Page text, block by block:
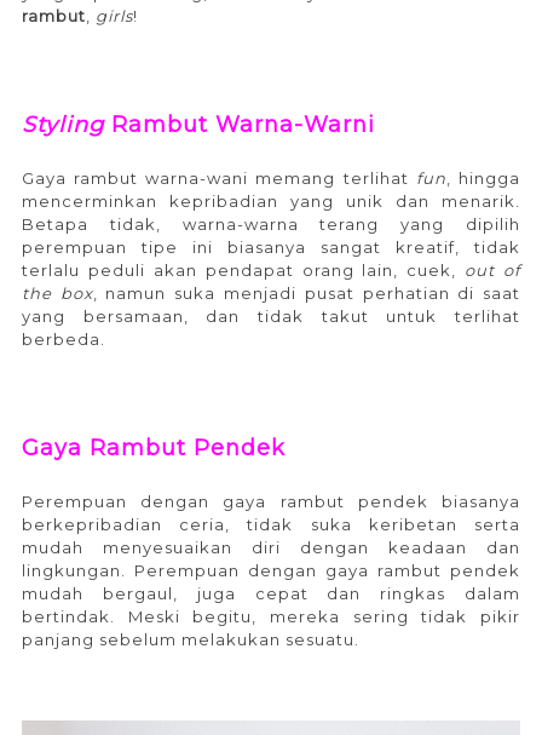
rambut
girls!
StylingRambut Warna-Warni
Gaya rambut warna-wani memang terlihat fun , hingga
mencerminkan kepribadian yang unik dan menarik.
Betapa tidak, warna-warna terang yang dipilih
perempuan tipe ini biasanya sangat kreatif, tidak
terlalu peduli akan pendapat orang lain, cuek, out of
the box, namun suka menjadi pusat perhatian di saat
yang bersamaan, dan tidak takut untuk terlihat
berbeda.
Gaya Rambut Pendek
Perempuan dengan gaya rambut pendek biasanya
berkepribadian ceria, tidak suka keribetan serta
mudah menyesuaikan diri dengan keadaan dan
lingkungan. Perempuan dengan gaya rambut pendek
mudah bergaul, juga cepat dan ringkas dalam
bertindak. Meski begitu, mereka sering tidak pikir
panjang sebelum melakukan sesuatu.